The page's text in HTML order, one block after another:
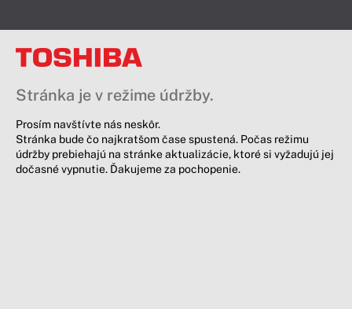
Stránka je v režime údržby.
Prosím navštívte nás neskôr.
Stránka bude čo najkratšom čase spustená. Počas režimu
údržby prebiehajú na stránke aktualizácie, ktoré si vyžadujú jej
dočasné vypnutie. Ďakujeme za pochopenie.